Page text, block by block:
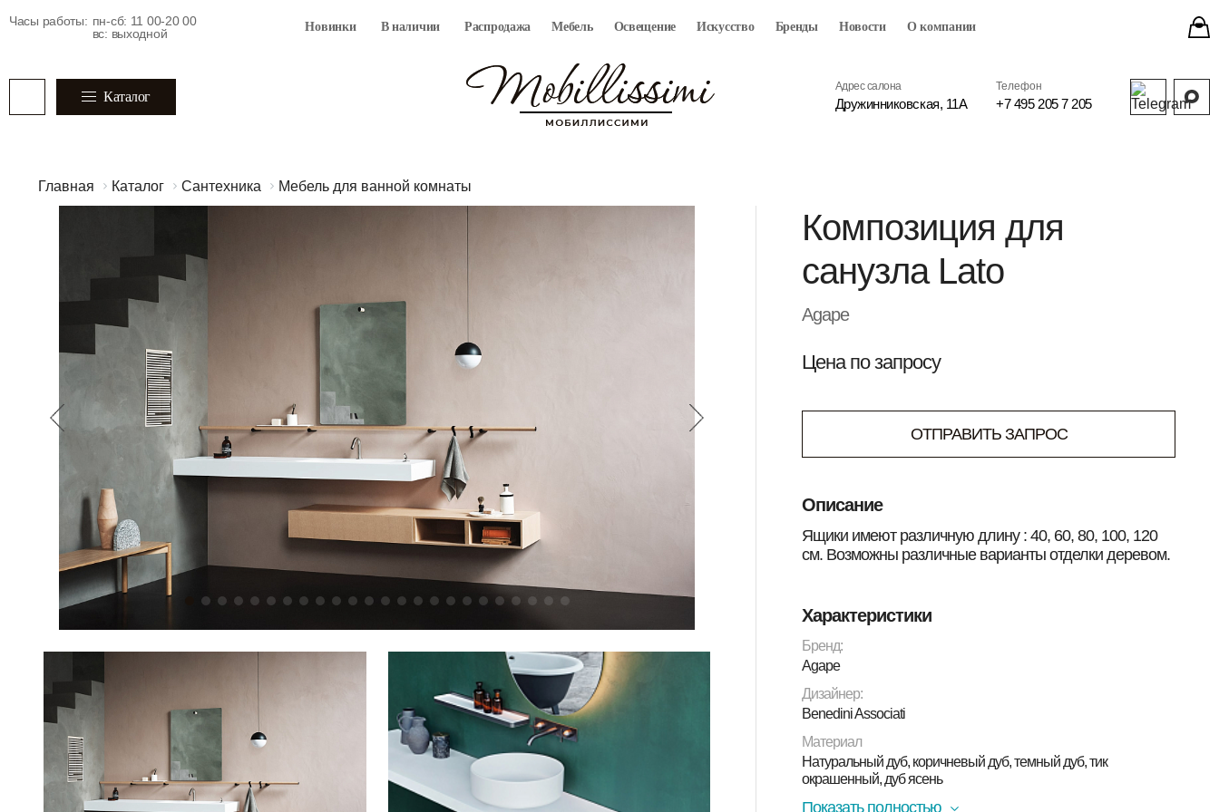
Часы работы: пн-сб: 11 00-20 00
вс: выходной
Новинки В наличии Распродажа Мебель Освещение Искусство Бренды Новости О компании
Каталог
Адрес салона
Дружинниковская, 11А
Телефон
+7 495 205 7 205
Главная Каталог Сантехника Мебель для ванной комнаты
Композиция для
санузла Lato
Agape
Цена по запросу
ОТПРАВИТЬ ЗАПРОС
Описание
Ящики имеют различную длину : 40, 60, 80, 100, 120
см. Возможны различные варианты отделки деревом.
Характеристики
Бренд:
Agape
Дизайнер:
Benedini Associati
Материал
Натуральный дуб, коричневый дуб, темный дуб, тик
окрашенный, дуб ясень
Показать полностью